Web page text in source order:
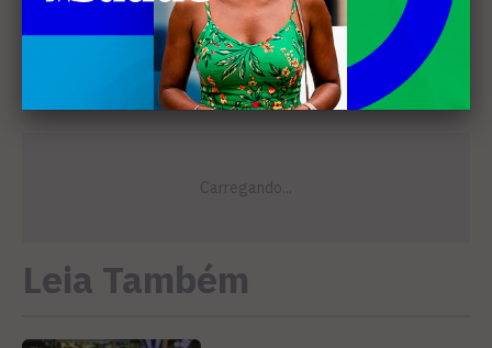
Leia Também